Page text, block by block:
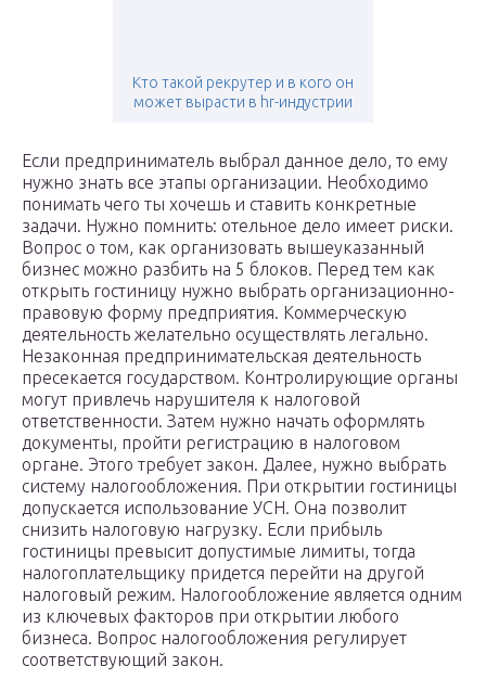
Кто такой рекрутер и в кого он
может вырасти в hr-индустрии
Если предприниматель выбрал данное дело, то ему
нужно знать все этапы организации. Необходимо
понимать чего ты хочешь и ставить конкретные
задачи. Нужно помнить: отельное дело имеет риски.
Вопрос о том, как организовать вышеуказанный
бизнес можно разбить на 5 блоков. Перед тем как
открыть гостиницу нужно выбрать организационно-
правовую форму предприятия. Коммерческую
деятельность желательно осуществлять легально.
Незаконная предпринимательская деятельность
пресекается государством. Контролирующие органы
могут привлечь нарушителя к налоговой
ответственности. Затем нужно начать оформлять
документы, пройти регистрацию в налоговом
органе. Этого требует закон. Далее, нужно выбрать
систему налогообложения. При открытии гостиницы
допускается использование УСН. Она позволит
снизить налоговую нагрузку. Если прибыль
гостиницы превысит допустимые лимиты, тогда
налогоплательщику придется перейти на другой
налоговый режим. Налогообложение является одним
из ключевых факторов при открытии любого
бизнеса. Вопрос налогообложения регулирует
соответствующий закон.